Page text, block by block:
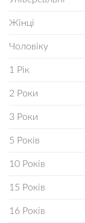
Жінці
Чоловіку
1 Рік
2 Роки
3 Роки
5 Років
10 Років
15 Років
16 Років